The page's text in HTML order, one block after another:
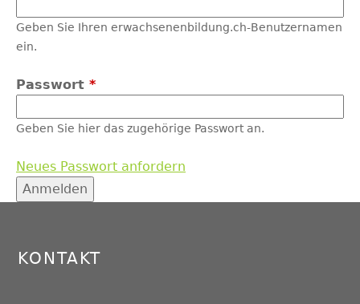
Geben Sie Ihren erwachsenenbildung.ch-Benutzernamen
ein.
Passwort *
Geben Sie hier das zugehörige Passwort an.
Neues Passwort anfordern
Back
to
KONTAKT